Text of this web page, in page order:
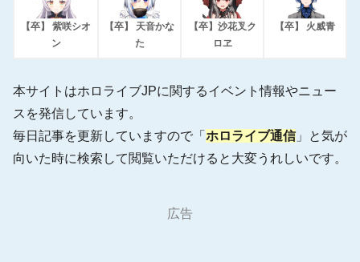
【卒】 紫咲シオ
ン
【卒】 天音かな
た
【卒】沙花叉ク
ロヱ
【卒】 火威青
本サイトはホロライブJPに関するイベント情報やニュー
スを発信しています。
毎日記事を更新していますので「 ホロライブ通信 」と気が
向いた時に検索して閲覧いただけると大変うれしいです。
広告